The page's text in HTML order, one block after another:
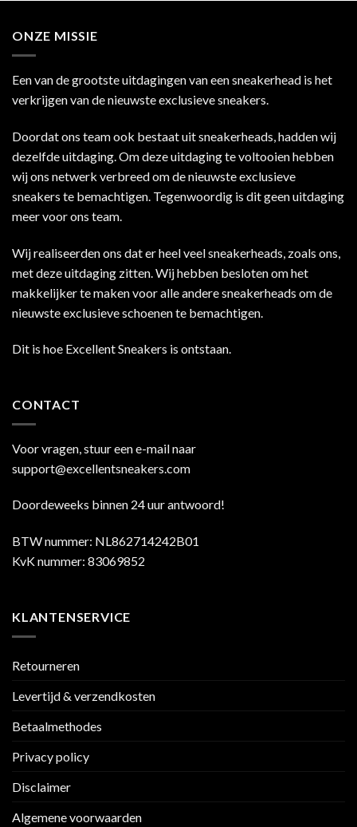
ONZE MISSIE
Een van de grootste uitdagingen van een sneakerhead is het
verkrijgen van de nieuwste exclusieve sneakers.
Doordat ons team ook bestaat uit sneakerheads, hadden wij
dezelfde uitdaging. Om deze uitdaging te voltooien hebben
wij ons netwerk verbreed om de nieuwste exclusieve
sneakers te bemachtigen. Tegenwoordig is dit geen uitdaging
meer voor ons team.
Wij realiseerden ons dat er heel veel sneakerheads, zoals ons,
met deze uitdaging zitten. Wij hebben besloten om het
makkelijker te maken voor alle andere sneakerheads om de
nieuwste exclusieve schoenen te bemachtigen.
Dit is hoe Excellent Sneakers is ontstaan.
CONTACT
Voor vragen, stuur een e-mail naar
support@excellentsneakers.com
Doordeweeks binnen 24 uur antwoord!
BTW nummer: NL862714242B01
KvK nummer: 83069852
KLANTENSERVICE
Retourneren
Levertijd & verzendkosten
Betaalmethodes
Privacy policy
Disclaimer
Algemene voorwaarden